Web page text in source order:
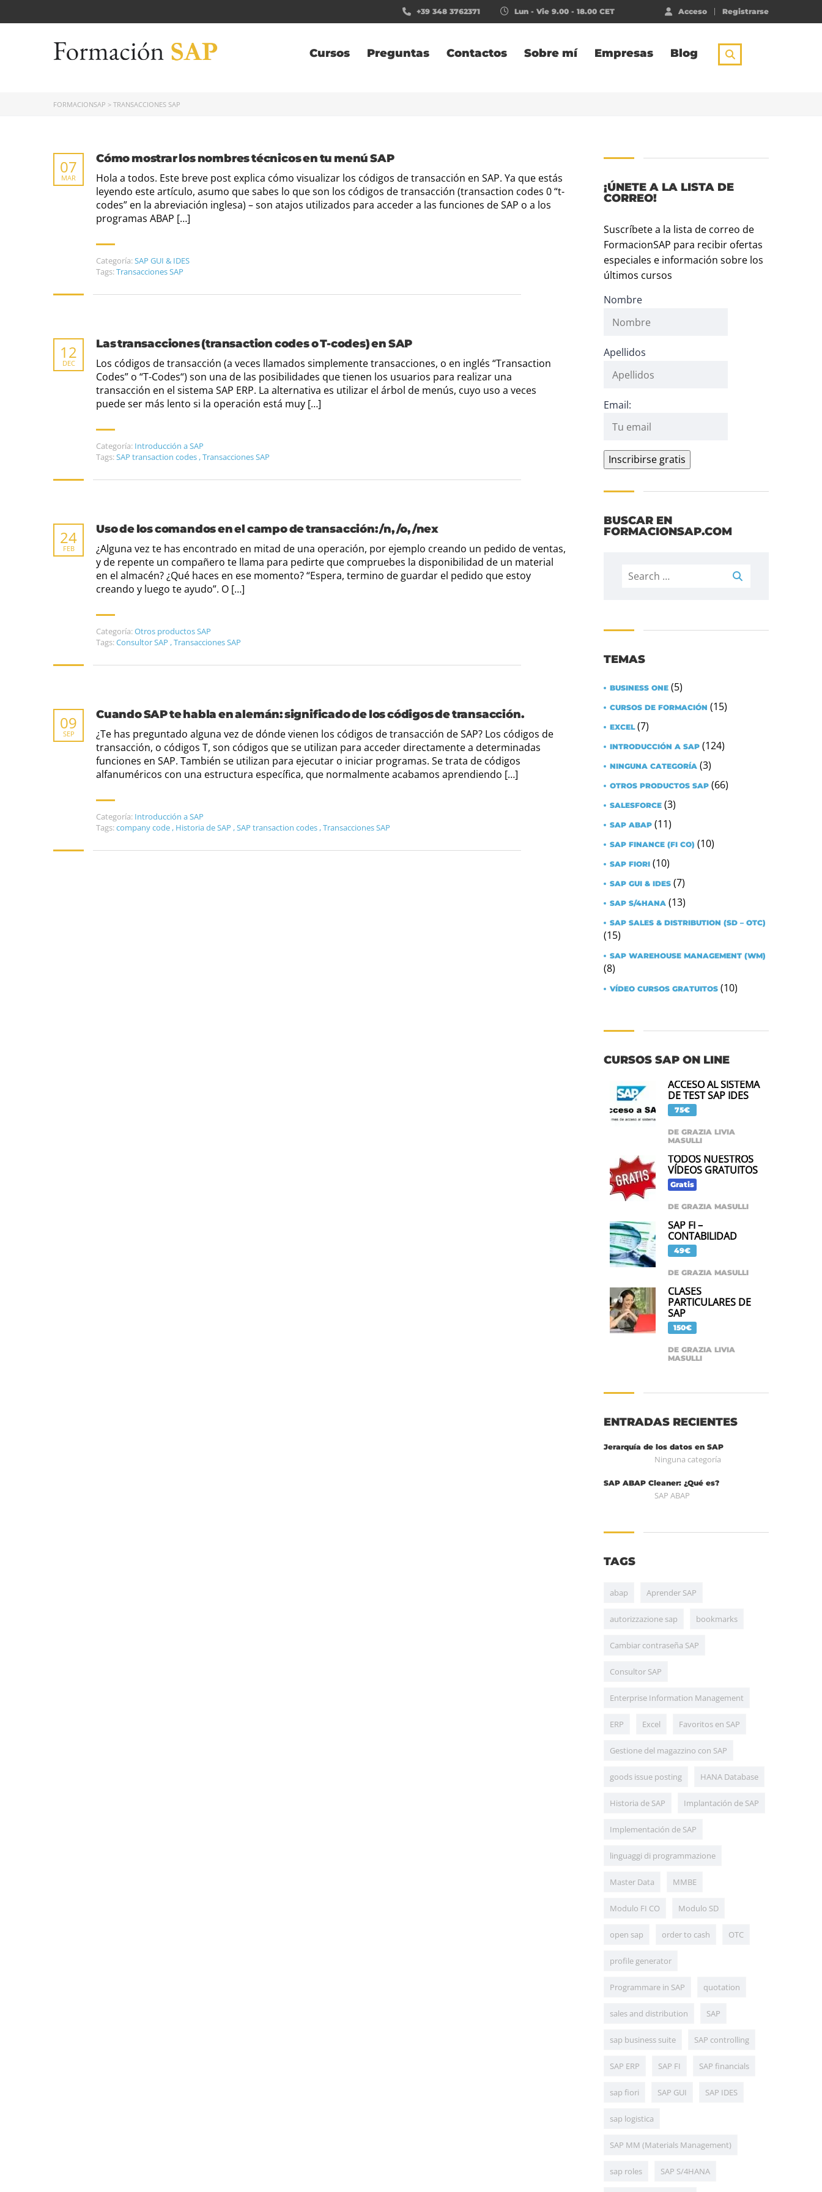
Acceso Registrarse
Lun - Vie 9.00 - 18.00 CET
+39 348 3762371
Cursos Preguntas Contactos Sobre mí Empresas Blog
FORMACIONSAP > TRANSACCIONES SAP
Cómo mostrar los nombres técnicos en tu menú SAP
07
MAR
Hola a todos. Este breve post explica cómo visualizar los códigos de transacción en SAP. Ya que estás
leyendo este artículo, asumo que sabes lo que son los códigos de transacción (transaction codes 0 “t-
codes” en la abreviación inglesa) – son atajos utilizados para acceder a las funciones de SAP o a los
programas ABAP […]
Categoría:SAP GUI & IDES
Tags:Transacciones SAP
Las transacciones (transaction codes o T-codes) en SAP
12
DEC
Los códigos de transacción (a veces llamados simplemente transacciones, o en inglés “Transaction
Codes” o “T-Codes“) son una de las posibilidades que tienen los usuarios para realizar una
transacción en el sistema SAP ERP. La alternativa es utilizar el árbol de menús, cuyo uso a veces
puede ser más lento si la operación está muy […]
Categoría: Introducción a SAP
Tags:SAP transaction codes ,Transacciones SAP
Uso de los comandos en el campo de transacción: /n, /o, /nex
24
FEB
¿Alguna vez te has encontrado en mitad de una operación, por ejemplo creando un pedido de ventas,
y de repente un compañero te llama para pedirte que compruebes la disponibilidad de un material
en el almacén? ¿Qué haces en ese momento? “Espera, termino de guardar el pedido que estoy
creando y luego te ayudo”. O […]
Categoría:Otros productos SAP
Tags:Consultor SAP ,Transacciones SAP
Cuando SAP te habla en alemán: significado de los códigos de transacción.
09
SEP
¿Te has preguntado alguna vez de dónde vienen los códigos de transacción de SAP? Los códigos de
transacción, o códigos T, son códigos que se utilizan para acceder directamente a determinadas
funciones en SAP. También se utilizan para ejecutar o iniciar programas. Se trata de códigos
alfanuméricos con una estructura específica, que normalmente acabamos aprendiendo […]
Categoría: Introducción a SAP
Tags:company code , Historia de SAP ,SAP transaction codes ,Transacciones SAP
¡ÚNETE A LA LISTA DE
CORREO!
Suscríbete a la lista de correo de
FormacionSAP para recibir ofertas
especiales e información sobre los
últimos cursos
Nombre
Apellidos
Email:
BUSCAR EN
FORMACIONSAP.COM
Search
for:
TEMAS
BUSINESS ONE (5)
CURSOS DE FORMACIÓN (15)
EXCEL(7)
INTRODUCCIÓN A SAP (124)
NINGUNA CATEGORÍA (3)
OTROS PRODUCTOS SAP (66)
SALESFORCE (3)
SAP ABAP (11)
SAP FINANCE (FI CO) (10)
SAP FIORI (10)
SAP GUI & IDES (7)
SAP S/4HANA (13)
SAP SALES & DISTRIBUTION (SD – OTC)
(15)
SAP WAREHOUSE MANAGEMENT (WM)
(8)
VÍDEO CURSOS GRATUITOS (10)
CURSOS SAP ON LINE
ACCESO AL SISTEMA
DE TEST SAP IDES
75€
DE GRAZIA LIVIA
MASULLI
TODOS NUESTROS
VÍDEOS GRATUITOS
Gratis
DE GRAZIA MASULLI
SAP FI –
CONTABILIDAD
49€
DE GRAZIA MASULLI
CLASES
PARTICULARES DE
SAP
150€
DE GRAZIA LIVIA
MASULLI
ENTRADAS RECIENTES
Jerarquía de los datos en SAP
Ninguna categoría
SAP ABAP Cleaner: ¿Qué es?
SAP ABAP
TAGS
abap Aprender SAP
autorizzazione sap bookmarks
Cambiar contraseña SAP
Consultor SAP
Enterprise Information Management
ERP Excel Favoritos en SAP
Gestione del magazzino con SAP
goods issue posting HANA Database
Historia de SAP Implantación de SAP
Implementación de SAP
linguaggi di programmazione
Master Data MMBE
Modulo FI CO Modulo SD
open sap order to cash OTC
profile generator
Programmare in SAP quotation
sales and distribution SAP
sap business suite SAP controlling
SAP ERP SAP FI SAP financials
sap fiori SAP GUI SAP IDES
sap logistica
SAP MM (Materials Management)
sap roles SAP S/4HANA